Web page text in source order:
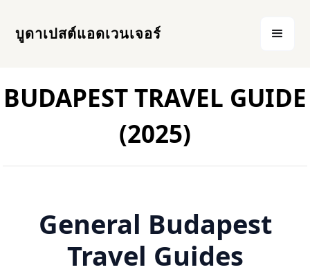
บูดาเปสต์แอดเวนเจอร์
BUDAPEST TRAVEL GUIDE
(2025)
General Budapest
Travel Guides